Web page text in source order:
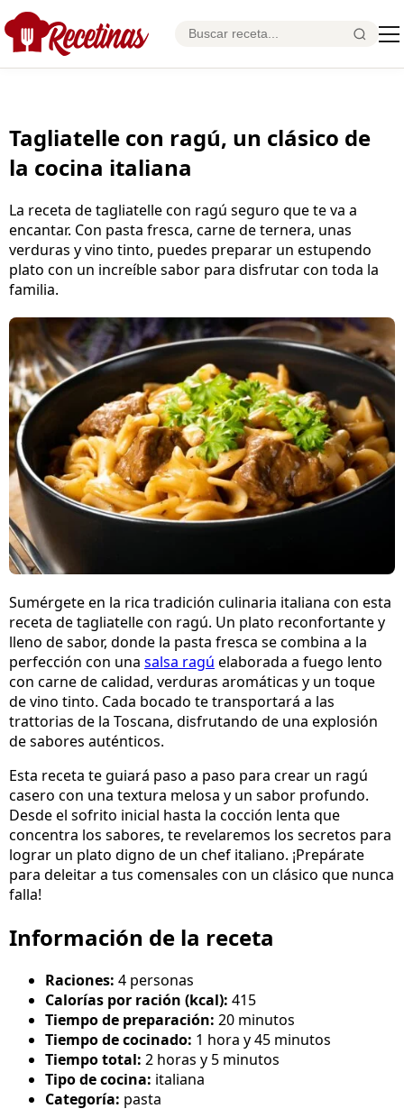
Tagliatelle con ragú, un clásico de
la cocina italiana
La receta de tagliatelle con ragú seguro que te va a
encantar. Con pasta fresca, carne de ternera, unas
verduras y vino tinto, puedes preparar un estupendo
plato con un increíble sabor para disfrutar con toda la
familia.
Sumérgete en la rica tradición culinaria italiana con esta
receta de tagliatelle con ragú. Un plato reconfortante y
lleno de sabor, donde la pasta fresca se combina a la
perfección con una salsa ragú elaborada a fuego lento
con carne de calidad, verduras aromáticas y un toque
de vino tinto. Cada bocado te transportará a las
trattorias de la Toscana, disfrutando de una explosión
de sabores auténticos.
Esta receta te guiará paso a paso para crear un ragú
casero con una textura melosa y un sabor profundo.
Desde el sofrito inicial hasta la cocción lenta que
concentra los sabores, te revelaremos los secretos para
lograr un plato digno de un chef italiano. ¡Prepárate
para deleitar a tus comensales con un clásico que nunca
falla!
Información de la receta
Raciones: 4 personas
Calorías por ración (kcal): 415
Tiempo de preparación: 20 minutos
Tiempo de cocinado: 1 hora y 45 minutos
Tiempo total: 2 horas y 5 minutos
Tipo de cocina: italiana
Categoría: pasta